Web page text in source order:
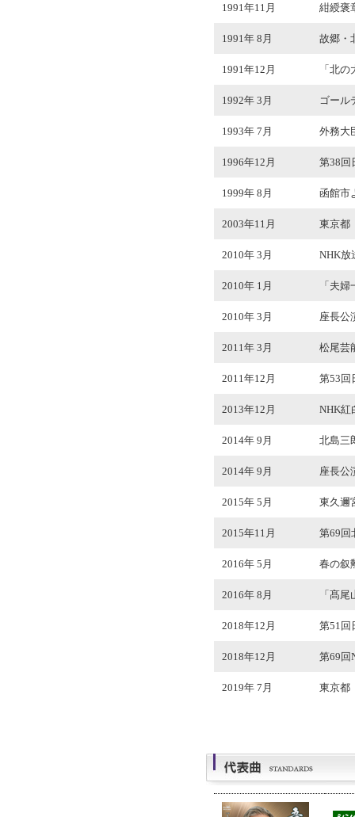
1991年11月 紺綬褒
1991年 8月 故郷・
1991年12月 「北
1992年 3月 ゴール
1993年 7月 外務大
1996年12月 第38回
1999年 8月 函館市
2003年11月 東京都
2010年 3月 NHK放
2010年 1月 「夫
2010年 3月 座長公
2011年 3月 松尾芸
2011年12月 第53回
2013年12月 NHK紅
2014年 9月 北島三
2014年 9月 座長公
2015年 5月 東久邇
2015年11月 第69回
2016年 5月 春の叙
2016年 8月 「髙
2018年12月 第51回
2018年12月 第69回
2019年 7月 東京都